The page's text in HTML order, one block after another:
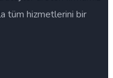
tüm hizmetlerini bir